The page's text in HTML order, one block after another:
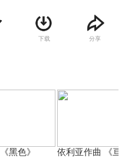
下载 分享
吴玮作曲 《黑色》
依利亚作曲 《亘古遗